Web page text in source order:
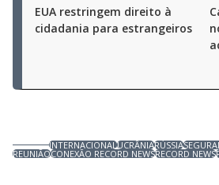
EUA restringem direito à
cidadania para estrangeiros
INTERNACIONALUCRÂNIARÚSSIA
REUNIÃOCONEXÃO RECORD NEWSRECORD NEWS